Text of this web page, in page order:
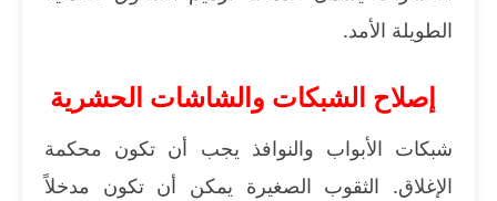
الطويلة الأمد.
إصلاح الشبكات والشاشات الحشرية
شبكات الأبواب والنوافذ يجب أن تكون محكمة
الإغلاق. الثقوب الصغيرة يمكن أن تكون مدخلاً